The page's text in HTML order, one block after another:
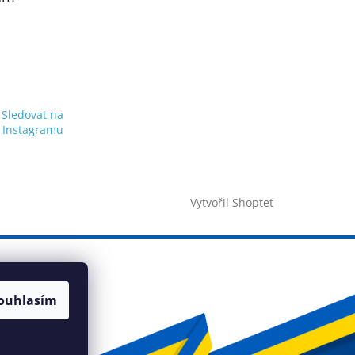
Sledovat na
Instagramu
Vytvořil Shoptet